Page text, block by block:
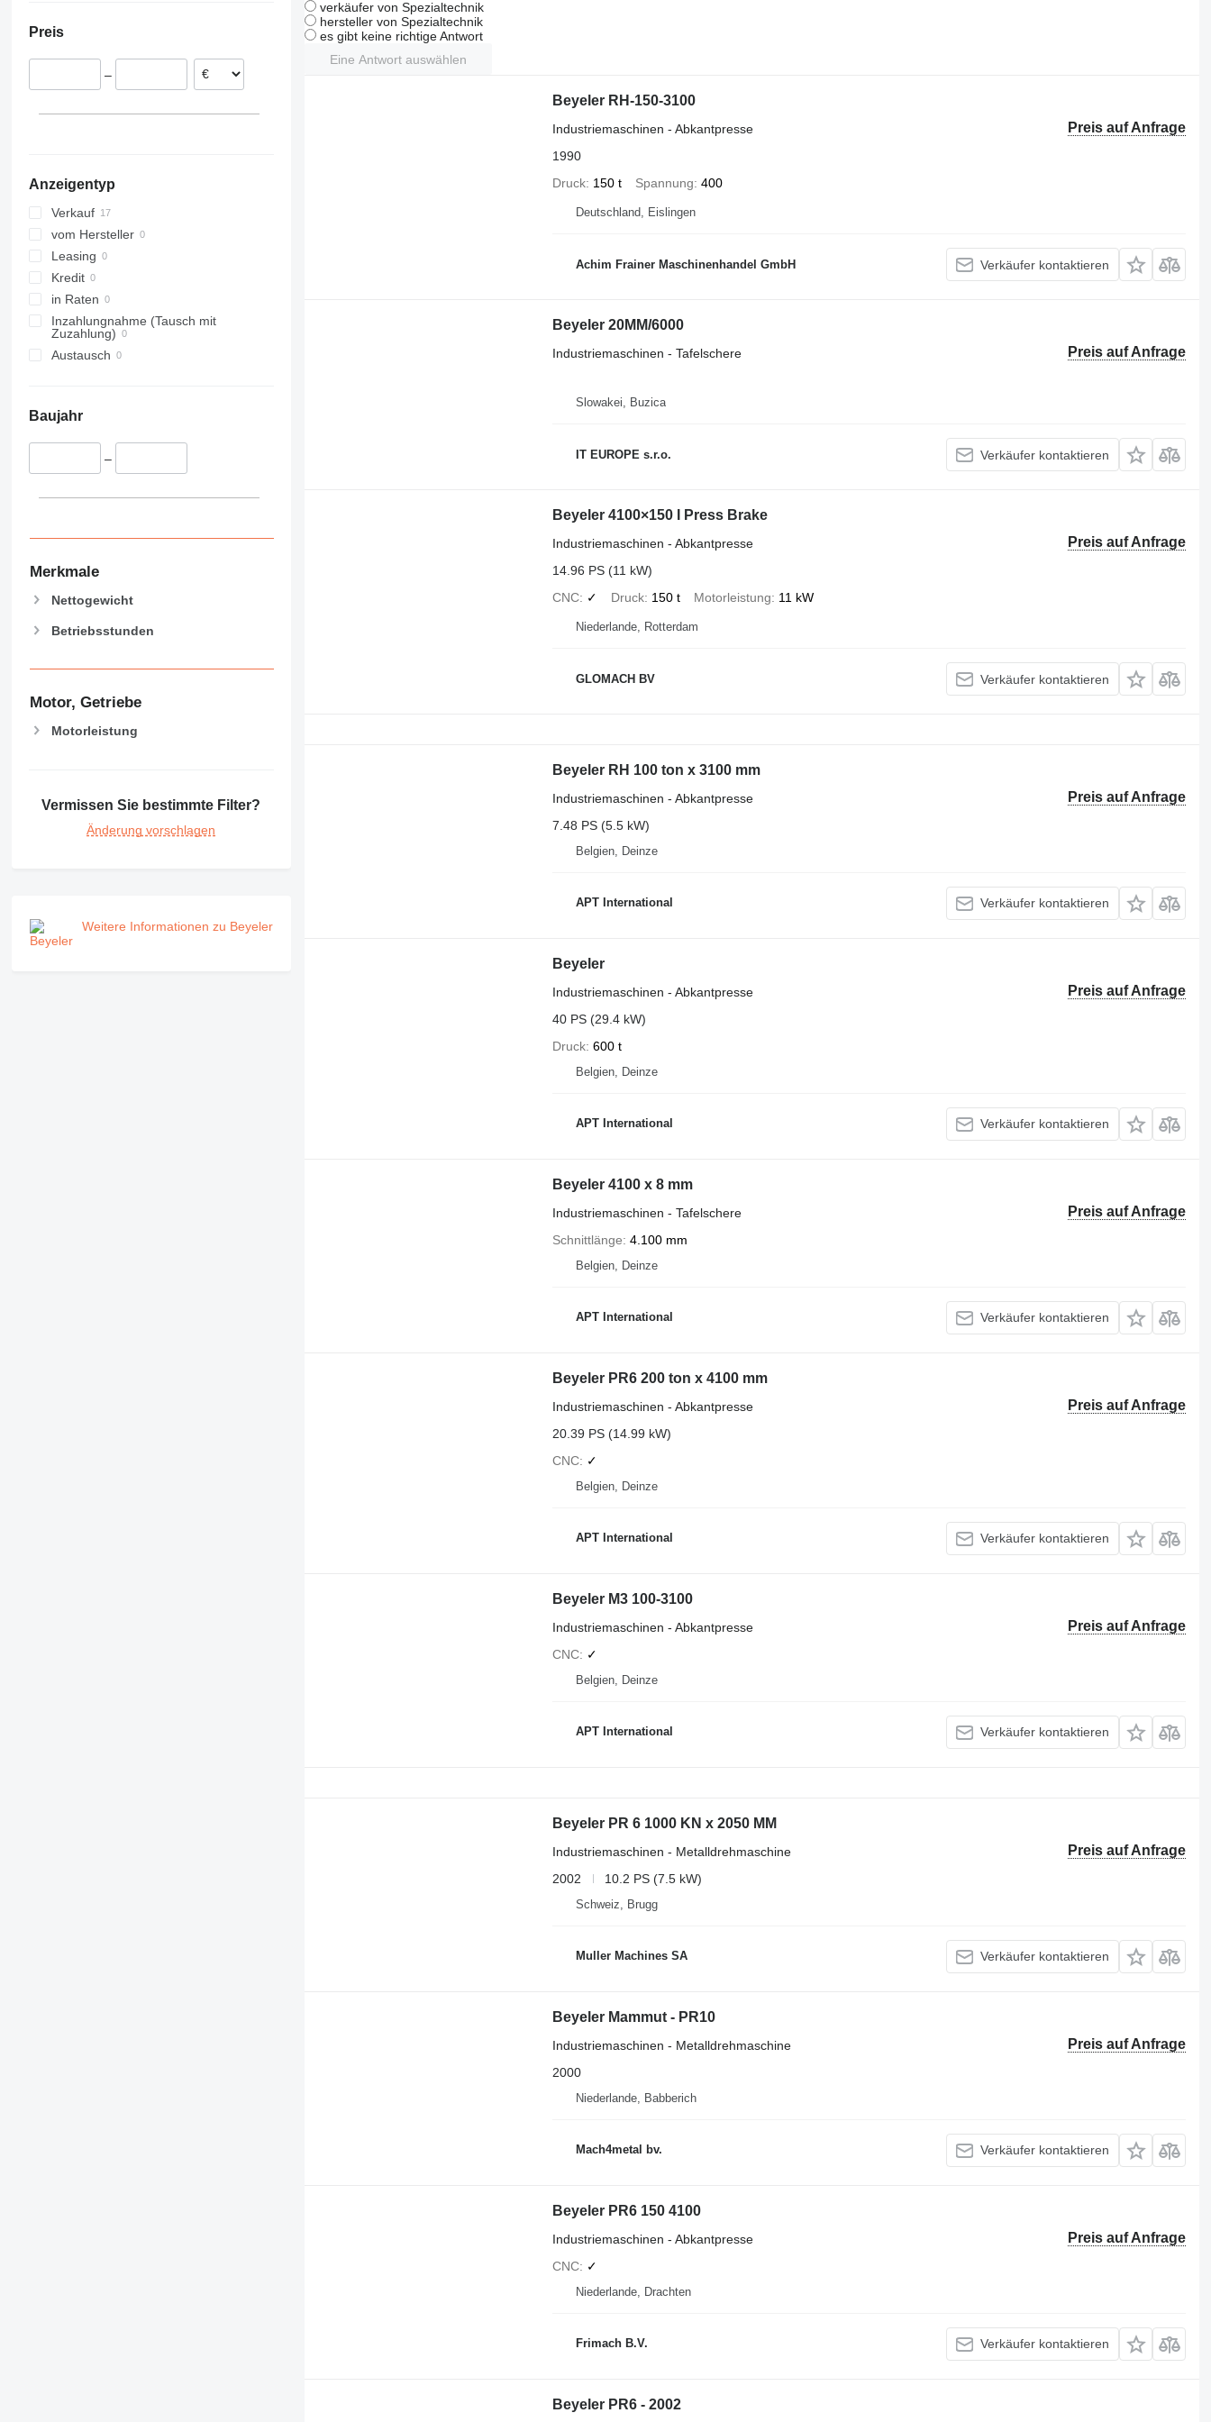
Slowakei
Preis
–
Anzeigentyp
Verkauf
vom Hersteller
Leasing
Kredit
in Raten
Inzahlungnahme (Tausch mit
Zuzahlung)
Austausch
Baujahr
–
Merkmale
Nettogewicht
Betriebsstunden
Motor, Getriebe
Motorleistung
Vermissen Sie bestimmte Filter?
Änderung vorschlagen
Weitere Informationen zu Beyeler
verkäufer von Spezialtechnik
hersteller von Spezialtechnik
es gibt keine richtige Antwort
Eine Antwort auswählen
Beyeler RH-150-3100
Preis auf Anfrage
Industriemaschinen - Abkantpresse
1990
Druck 150 t Spannung 400
Deutschland, Eislingen
Achim Frainer Maschinenhandel GmbH Verkäufer kontaktieren
Beyeler 20MM/6000
Preis auf Anfrage
Industriemaschinen - Tafelschere
Slowakei, Buzica
IT EUROPE s.r.o. Verkäufer kontaktieren
Beyeler 4100×150 I Press Brake
Preis auf Anfrage
Industriemaschinen - Abkantpresse
14.96 PS (11 kW)
CNC
✓ Druck 150 t Motorleistung 11 kW
Niederlande, Rotterdam
GLOMACH BV Verkäufer kontaktieren
Beyeler RH 100 ton x 3100 mm
Preis auf Anfrage
Industriemaschinen - Abkantpresse
7.48 PS (5.5 kW)
Belgien, Deinze
APT International Verkäufer kontaktieren
Beyeler
Preis auf Anfrage
Industriemaschinen - Abkantpresse
40 PS (29.4 kW)
Druck 600 t
Belgien, Deinze
APT International Verkäufer kontaktieren
Beyeler 4100 x 8 mm
Preis auf Anfrage
Industriemaschinen - Tafelschere
Schnittlänge 4.100 mm
Belgien, Deinze
APT International Verkäufer kontaktieren
Beyeler PR6 200 ton x 4100 mm
Preis auf Anfrage
Industriemaschinen - Abkantpresse
20.39 PS (14.99 kW)
CNC
✓
Belgien, Deinze
APT International Verkäufer kontaktieren
Beyeler M3 100-3100
Preis auf Anfrage
Industriemaschinen - Abkantpresse
CNC
✓
Belgien, Deinze
APT International Verkäufer kontaktieren
Beyeler PR 6 1000 KN x 2050 MM
Preis auf Anfrage
Industriemaschinen - Metalldrehmaschine
2002
10.2 PS (7.5 kW)
Schweiz, Brugg
Muller Machines SA Verkäufer kontaktieren
Beyeler Mammut - PR10
Preis auf Anfrage
Industriemaschinen - Metalldrehmaschine
2000
Niederlande, Babberich
Mach4metal bv. Verkäufer kontaktieren
Beyeler PR6 150 4100
Preis auf Anfrage
Industriemaschinen - Abkantpresse
CNC
✓
Niederlande, Drachten
Frimach B.V. Verkäufer kontaktieren
Beyeler PR6 - 2002